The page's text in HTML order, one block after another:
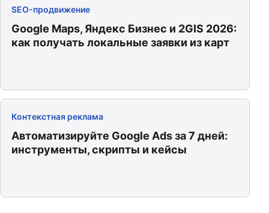
SEO-продвижение
Google Maps, Яндекс Бизнес и 2GIS 2026:
как получать локальные заявки из карт
Контекстная реклама
Автоматизируйте Google Ads за 7 дней:
инструменты, скрипты и кейсы